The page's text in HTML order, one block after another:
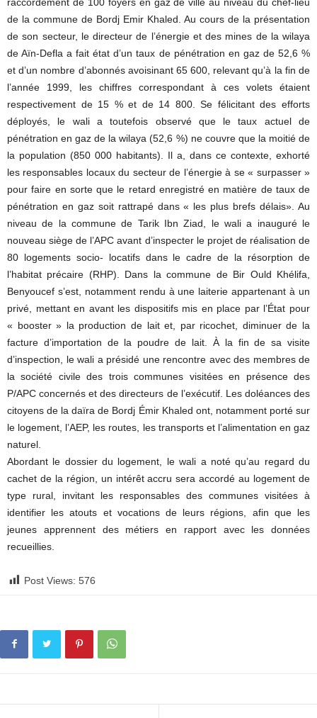
de la commune de Bordj Emir Khaled. Au cours de la présentation
de son secteur, le directeur de l’énergie et des mines de la wilaya
de Aïn-Defla a fait état d’un taux de pénétration en gaz de 52,6 %
et d’un nombre d’abonnés avoisinant 65 600, relevant qu’à la fin de
l’année 1999, les chiffres correspondant à ces volets étaient
respectivement de 15 % et de 14 800. Se félicitant des efforts
déployés, le wali a toutefois observé que le taux actuel de
pénétration en gaz de la wilaya (52,6 %) ne couvre que la moitié de
la population (850 000 habitants). Il a, dans ce contexte, exhorté
les responsables locaux du secteur de l’énergie à se « surpasser »
pour faire en sorte que le retard enregistré en matière de taux de
pénétration en gaz soit rattrapé dans « les plus brefs délais». Au
niveau de la commune de Tarik Ibn Ziad, le wali a inauguré le
nouveau siège de l’APC avant d’inspecter le projet de réalisation de
80 logements socio- locatifs dans le cadre de la résorption de
l’habitat précaire (RHP). Dans la commune de Bir Ould Khélifa,
Benyoucef s’est, notamment rendu à une laiterie appartenant à un
privé, mettant en avant les dispositifs mis en place par l’État pour
« booster » la production de lait et, par ricochet, diminuer de la
facture d’importation de la poudre de lait. À la fin de sa visite
d’inspection, le wali a présidé une rencontre avec des membres de
la société civile des trois communes visitées en présence des
P/APC concernés et des directeurs de l’exécutif. Les doléances des
citoyens de la daïra de Bordj Émir Khaled ont, notamment porté sur
le logement, l’AEP, les routes, les transports et l’alimentation en gaz
naturel.
Abordant le dossier du logement, le wali a noté qu’au regard du
cachet de la région, un intérêt accru sera accordé au logement de
type rural, invitant les responsables des communes visitées à
identifier les atouts et vocations de leurs régions, afin que les
jeunes apprennent des métiers en rapport avec les données
recueillies.
Post Views: 576